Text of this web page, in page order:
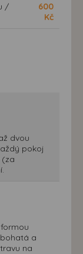
/
600
Kč
dvou
pokoj
(za
a
na